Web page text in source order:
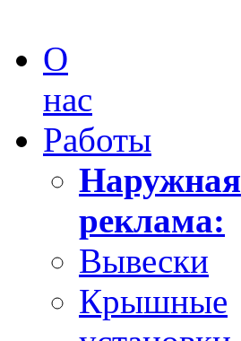
О
нас
Работы
Наружная
реклама:
Вывески
Крышные